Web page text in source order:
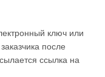
ключ или
после
ссылка на